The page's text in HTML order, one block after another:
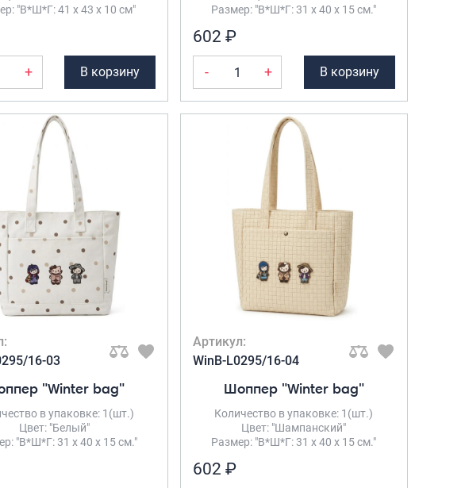
Сумки-рюкзаки на колёсах
Рюкзаки
Рюкзаки городские
Рюкзаки школьные
Рюкзаки подростковые
Ранцы школьные
Рюкзаки детские
Рюкзаки туристические
Рюкзаки для охоты-рыбалки
Рюкзаки на колесах
ШОППЕРЫ
Кейсы и планшеты
Кейсы
Аксессуары
Чехлы для чемоданов
Мешки для обуви
Пеналы для школы
"В*Ш*Г: 41 х 43 х 10 см"
+ В корзину
Размер: "В*Ш*Г: 31 х 40 х 15 см."
602 ₽
- + В корзину
16-03
"Winter bag"
в упаковке: 1(шт.)
Цвет: "Белый"
"В*Ш*Г: 31 х 40 х 15 см."
Артикул:
WinB-L0295/16-04
Шоппер "Winter bag"
Количество в упаковке: 1(шт.)
Цвет: "Шампанский"
Размер: "В*Ш*Г: 31 х 40 х 15 см."
602 ₽